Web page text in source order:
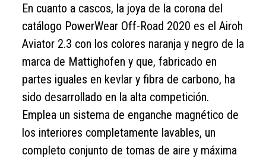
En cuanto a cascos, la joya de la corona del
catálogo PowerWear Off-Road 2020 es el Airoh
Aviator 2.3 con los colores naranja y negro de la
marca de Mattighofen y que, fabricado en
partes iguales en kevlar y fibra de carbono, ha
sido desarrollado en la alta competición.
Emplea un sistema de enganche magnético de
los interiores completamente lavables, un
completo conjunto de tomas de aire y máxima